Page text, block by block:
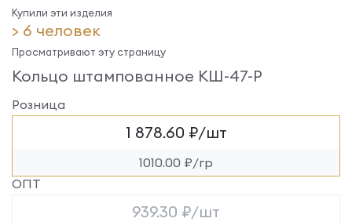
Купили эти изделия
> 6 человек
Просматривают эту страницу
Кольцо штампованное КШ-47-Р
Розница
1 878.60 ₽/шт
1010.00 ₽/гр
ОПТ
939.30 ₽/шт